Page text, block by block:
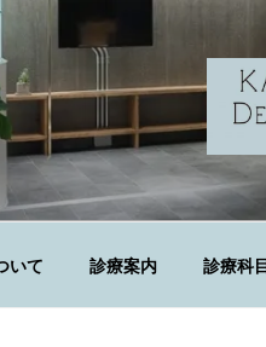
DENTAL
いて 診療案内 診療科